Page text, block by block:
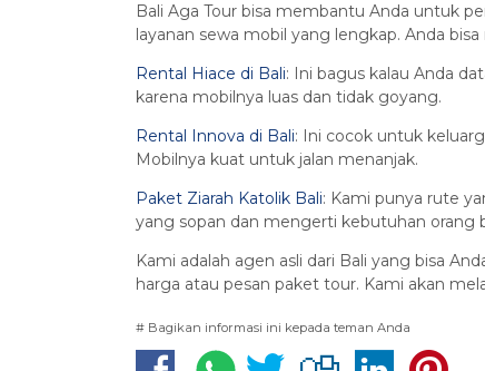
Bali Aga Tour bisa membantu Anda untuk
layanan sewa mobil yang lengkap. Anda
Rental Hiace di Bali: Ini bagus kalau Anda
karena mobilnya luas dan tidak goyang.
Rental Innova di Bali: Ini cocok untuk
Mobilnya kuat untuk jalan menanjak.
Paket Ziarah Katolik Bali: Kami punya rute
yang sopan dan mengerti kebutuhan orang
Kami adalah agen asli dari Bali yang bisa
harga atau pesan paket tour. Kami akan
# Bagikan informasi ini kepada teman Anda